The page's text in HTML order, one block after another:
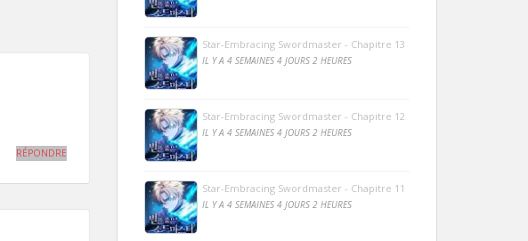
RÉPONDRE
Star-Embracing Swordmaster - Chapitre 13
IL Y A 4 SEMAINES 4 JOURS 2 HEURES
Star-Embracing Swordmaster - Chapitre 12
IL Y A 4 SEMAINES 4 JOURS 2 HEURES
Star-Embracing Swordmaster - Chapitre 11
IL Y A 4 SEMAINES 4 JOURS 2 HEURES